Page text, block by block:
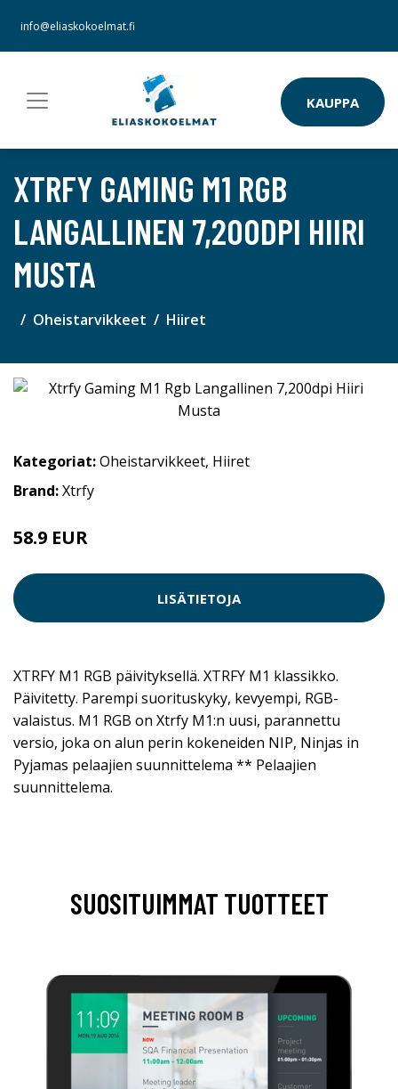
info@eliaskokoelmat.fi
KAUPPA
XTRFY GAMING M1 RGB
LANGALLINEN 7,200DPI HIIRI
MUSTA
Oheistarvikkeet Hiiret
Kategoriat:Oheistarvikkeet, Hiiret
Brand:Xtrfy
58.9 EUR
LISÄTIETOJA
XTRFY M1 RGB päivityksellä. XTRFY M1 klassikko.
Päivitetty. Parempi suorituskyky, kevyempi, RGB-
valaistus. M1 RGB on Xtrfy M1:n uusi, parannettu
versio, joka on alun perin kokeneiden NIP, Ninjas in
Pyjamas pelaajien suunnittelema ** Pelaajien
suunnittelema.
SUOSITUIMMAT TUOTTEET